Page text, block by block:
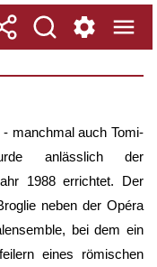
manchmal auch Tomi-
anlässlich der
1988 errichtet. Der
neben der Opéra
bei dem ein
eines römischen